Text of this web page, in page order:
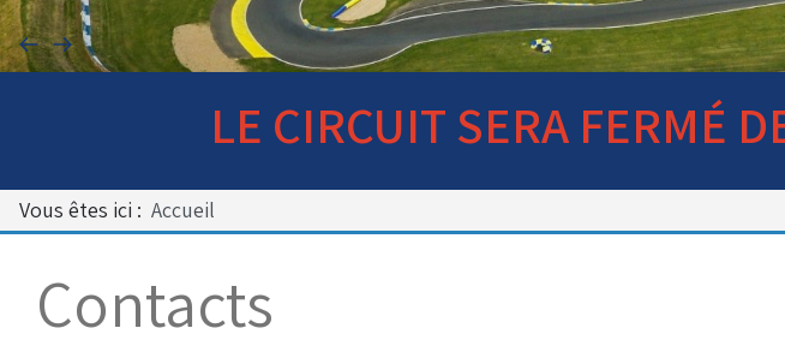
LE CIRCUIT SERA FERMÉ
Vous êtes ici : Accueil
Contacts
Bénévoles
Virage par Virage
Accès au circuit
Chronos et Rapports